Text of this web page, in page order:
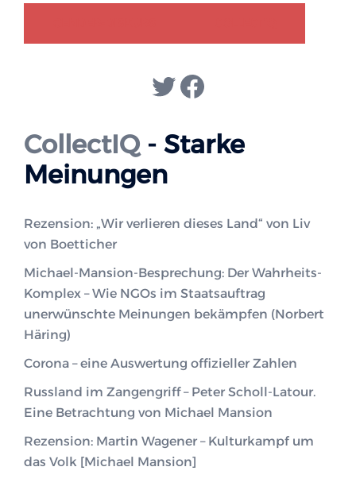
Twitter
Facebook
CollectIQ- Starke
Meinungen
Rezension: „Wir verlieren dieses Land“ von Liv
von Boetticher
Michael-Mansion-Besprechung: Der Wahrheits-
Komplex – Wie NGOs im Staatsauftrag
unerwünschte Meinungen bekämpfen (Norbert
Häring)
Corona – eine Auswertung offizieller Zahlen
Russland im Zangengriff – Peter Scholl-Latour.
Eine Betrachtung von Michael Mansion
Rezension: Martin Wagener – Kulturkampf um
das Volk [Michael Mansion]